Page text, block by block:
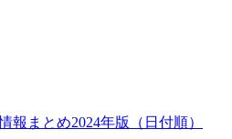
報まとめ2024年版（日付順）